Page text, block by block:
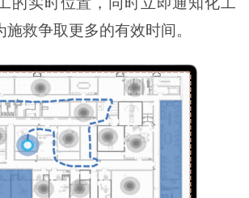
救争取更多的有效时间。